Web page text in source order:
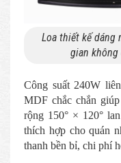
Loa thiết kế dáng
gian
Công suất 240W
MDF chắc chắn
rộng 150° × 120°
thích hợp cho quán
thanh bền bỉ, chi phí